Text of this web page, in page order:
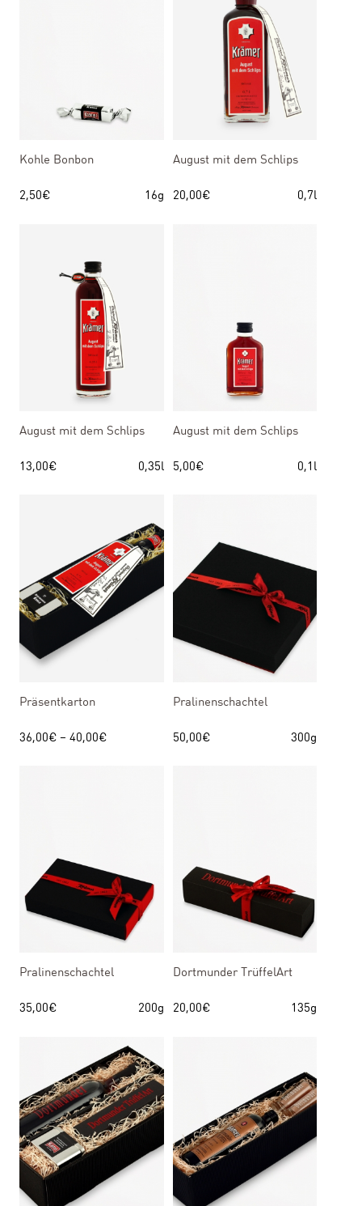
Kohle Bonbon
2,50€ 16g
August mit dem Schlips
20,00€ 0,7l
August mit dem Schlips
13,00€ 0,35l
August mit dem Schlips
5,00€ 0,1l
Präsentkarton
36,00€ –40,00€
Pralinenschachtel
50,00€ 300g
Pralinenschachtel
35,00€ 200g
Dortmunder TrüffelArt
20,00€ 135g